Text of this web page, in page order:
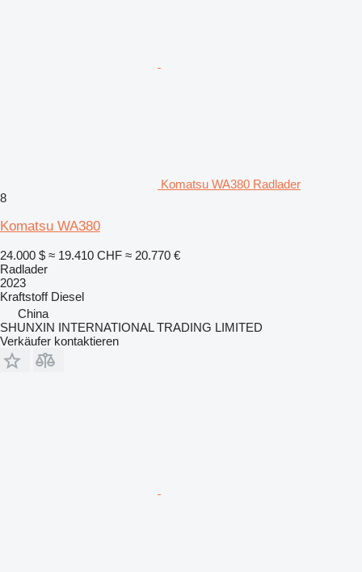
Komatsu WA380 Radlader
8
Komatsu WA380
24.000 $ ≈ 19.410 CHF ≈ 20.770 €
Radlader
2023
Kraftstoff Diesel
China
SHUNXIN INTERNATIONAL TRADING LIMITED
Verkäufer kontaktieren